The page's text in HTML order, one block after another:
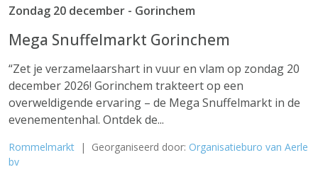
Zondag 20 december - Gorinchem
Mega Snuffelmarkt Gorinchem
“Zet je verzamelaarshart in vuur en vlam op zondag 20
december 2026! Gorinchem trakteert op een
overweldigende ervaring – de Mega Snuffelmarkt in de
evenementenhal. Ontdek de...
Rommelmarkt | Georganiseerd door: Organisatieburo van Aerle
bv